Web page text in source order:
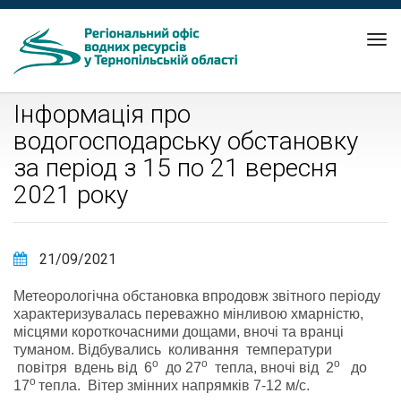
Інформація про
водогосподарську обстановку
за період з 15 по 21 вересня
2021 року
21/09/2021
Метеорологічна обстановка впродовж звітного періоду
характеризувалась переважно мінливою хмарністю,
місцями короткочасними дощами, вночі та вранці
туманом. Відбувались коливання температури
повітря вдень від 6о до 27о тепла, вночі від 2о
до
17о тепла. Вітер змінних напрямків 7-12 м/с.